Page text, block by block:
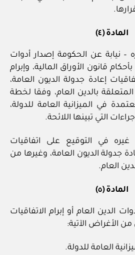
المادة (٤)
– نيابة عن الحكومة إصدار أدوات
قانون الأوراق المالية، وإبرام
إعادة جدولة الديون العامة،
بالدين العام، وفقا لخطة
في الميزانية العامة للدولة،
التي تبينها اللائحة.
في التوقيع على اتفاقيات
جدولة الديون العامة، وغيرها من
العام.
المادة (٥)
الدين العام أو إبرام الاتفاقيات
الأغراض الآتية: